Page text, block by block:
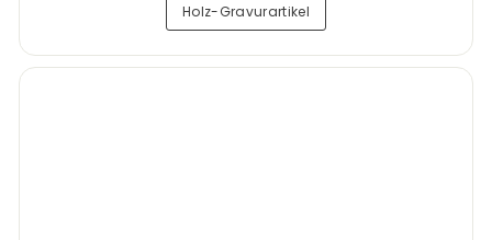
Holz-Gravurartikel